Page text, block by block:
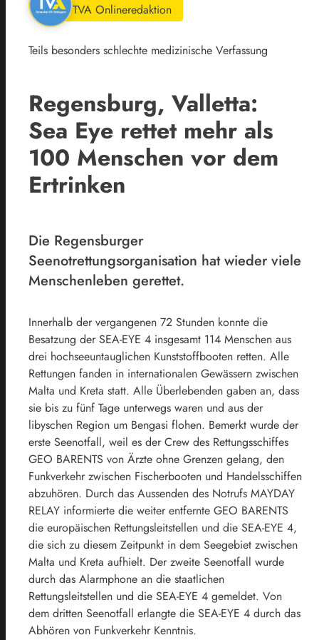
TVA Onlineredaktion
Teils besonders schlechte medizinische Verfassung
Regensburg, Valletta:
Sea Eye rettet mehr als
100 Menschen vor dem
Ertrinken
Die Regensburger
Seenotrettungsorganisation hat wieder viele
Menschenleben gerettet.
Innerhalb der vergangenen 72 Stunden konnte die
Besatzung der SEA-EYE 4 insgesamt 114 Menschen aus
drei hochseeuntauglichen Kunststoffbooten retten. Alle
Rettungen fanden in internationalen Gewässern zwischen
Malta und Kreta statt. Alle Überlebenden gaben an, dass
sie bis zu fünf Tage unterwegs waren und aus der
libyschen Region um Bengasi flohen. Bemerkt wurde der
erste Seenotfall, weil es der Crew des Rettungsschiffes
GEO BARENTS von Ärzte ohne Grenzen gelang, den
Funkverkehr zwischen Fischerbooten und Handelsschiffen
abzuhören. Durch das Aussenden des Notrufs MAYDAY
RELAY informierte die weiter entfernte GEO BARENTS
die europäischen Rettungsleitstellen und die SEA-EYE 4,
die sich zu diesem Zeitpunkt in dem Seegebiet zwischen
Malta und Kreta aufhielt. Der zweite Seenotfall wurde
durch das Alarmphone an die staatlichen
Rettungsleitstellen und die SEA-EYE 4 gemeldet. Von
dem dritten Seenotfall erlangte die SEA-EYE 4 durch das
Abhören von Funkverkehr Kenntnis.